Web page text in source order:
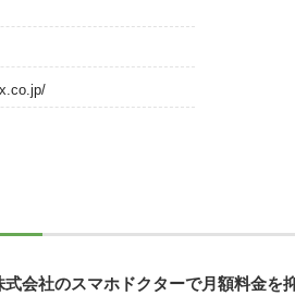
式会社のスマホドクターで月額料金